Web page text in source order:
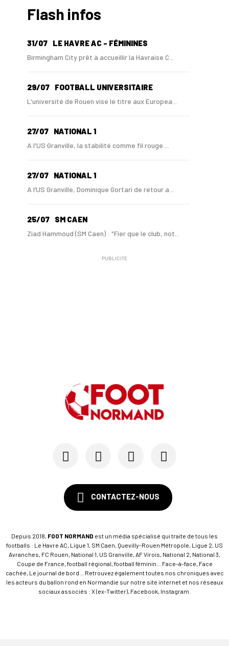
Flash infos
31/07 LE HAVRE AC - FÉMININES
Birmingham City prêt à accueillir la Havraise C...
29/07 FOOTBALL UNIVERSITAIRE
L'université de Rouen vise le titre aux Europea...
27/07 NATIONAL 1
A l'US Granville, la stabilité comme fil rouge ...
27/07 NATIONAL 1
A l’US Granville, Dominique Gortari de retour a...
25/07 SM CAEN
Ziad Hammoud (SM Caen) : "Fier que le club, not...
SM CAEN - MERCATO
Avec Mohamed Hafid, Malherbe veut frapper un gr...
SM Caen : Julien Meilhac quitte la direction de...
PUBLICITÉ
CONTACTEZ-NOUS
Depuis 2018, FOOT NORMAND est un média spécialisé qui traite de tous les
footballs : Le Havre AC, Ligue 1, SM Caen, Quevilly-Rouen Métropole, Ligue 2, US
Avranches, FC Rouen, National 1, US Granville, AF Virois, National 2, National 3,
Coupe de France, football régional, football féminin... Face-à-face, Face
cachée, Le journal de bord... Retrouvez également toutes nos chroniques avec
les acteurs du ballon rond en Normandie sur notre site internet et nos réseaux
sociaux associés : X (ex-Twitter), Facebook, Instagram.